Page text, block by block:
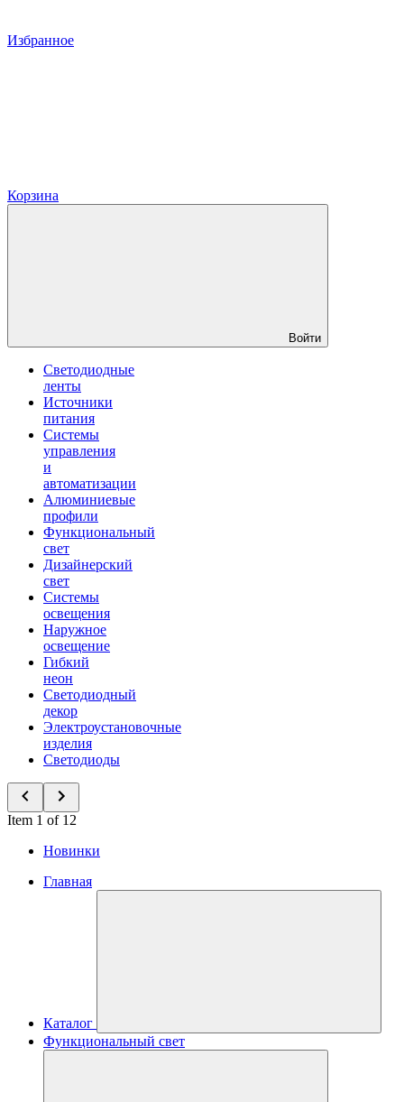
Избранное
Корзина
Войти
Светодиодные
ленты
Источники
питания
Системы
управления
и
автоматизации
Алюминиевые
профили
Функциональный
свет
Дизайнерский
свет
Системы
освещения
Наружное
освещение
Гибкий
неон
Светодиодный
декор
Электроустановочные
изделия
Светодиоды
Item 1 of 12
Новинки
Главная
Каталог
Функциональный свет